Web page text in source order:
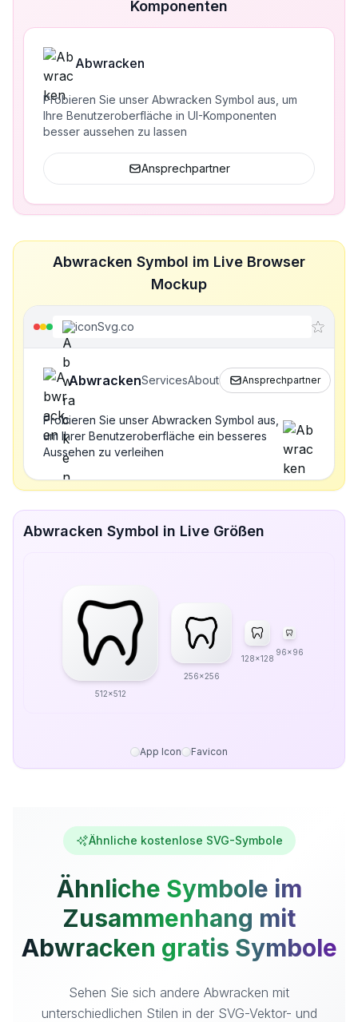
Komponenten
Abwracken
Probieren Sie unser Abwracken Symbol aus, um
Ihre Benutzeroberfläche in UI-Komponenten
besser aussehen zu lassen
Ansprechpartner
Abwracken Symbol im Live Browser
Mockup
iconSvg.co
AbwrackenServicesAbout Ansprechpartner
Probieren Sie unser Abwracken Symbol aus,
um Ihrer Benutzeroberfläche ein besseres
Aussehen zu verleihen
Abwracken Symbol in Live Größen
512x512
256x256
128x128
96x96
App Icon Favicon
Ähnliche kostenlose SVG-Symbole
Ähnliche Symbole im
Zusammenhang mit
Abwracken gratis Symbole
Sehen Sie sich andere Abwracken mit
unterschiedlichen Stilen in der SVG-Vektor- und